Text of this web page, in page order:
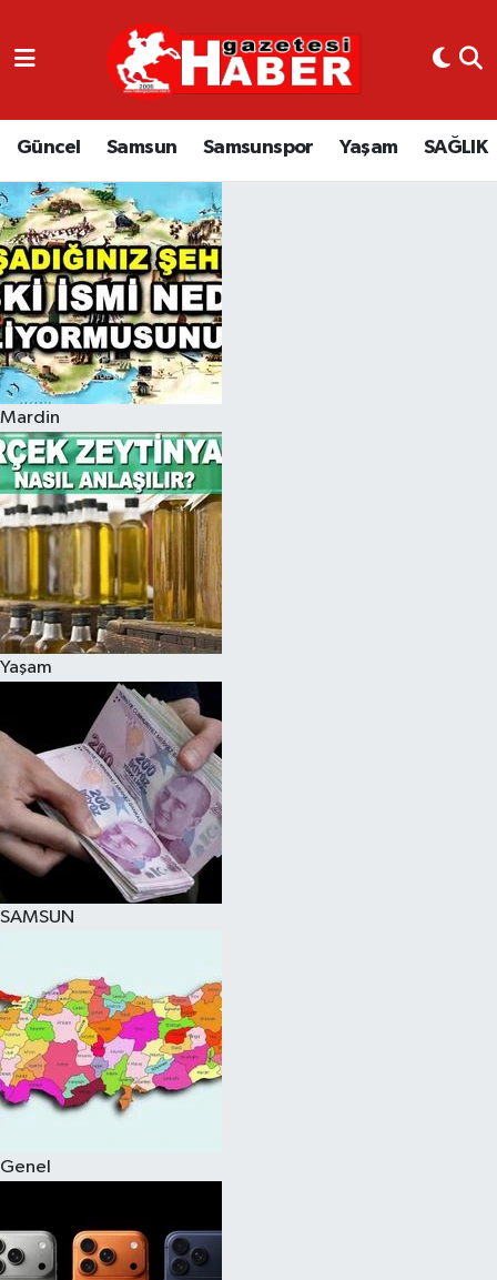
Güncel Samsun Samsunspor Yaşam SAĞLIK
Mardin
Yaşam
SAMSUN
Genel
GÜNCEL
SAMSUN
SAMSUNSPOR
EKONOMİ
YAŞAM